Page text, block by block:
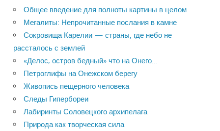
Общее введение для полноты картины в целом
Мегалиты: Непрочитанные послания в камне
Сокровища Карелии — страны, где небо не
рассталось с землей
«Делос, остров бедный» что на Онего…
Петроглифы на Онежском берегу
Живопись пещерного человека
Следы Гипербореи
Лабиринты Соловецкого архипелага
Природа как творческая сила